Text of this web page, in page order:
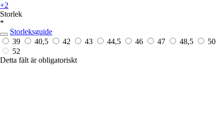
+2
Storlek
*
Storleksguide
39
40,5 42 43 44,5 46 47 48,5
50
52
Detta fält är obligatoriskt